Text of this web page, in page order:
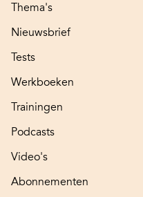
Thema's
Nieuwsbrief
Tests
Werkboeken
Trainingen
Podcasts
Video's
Abonnementen